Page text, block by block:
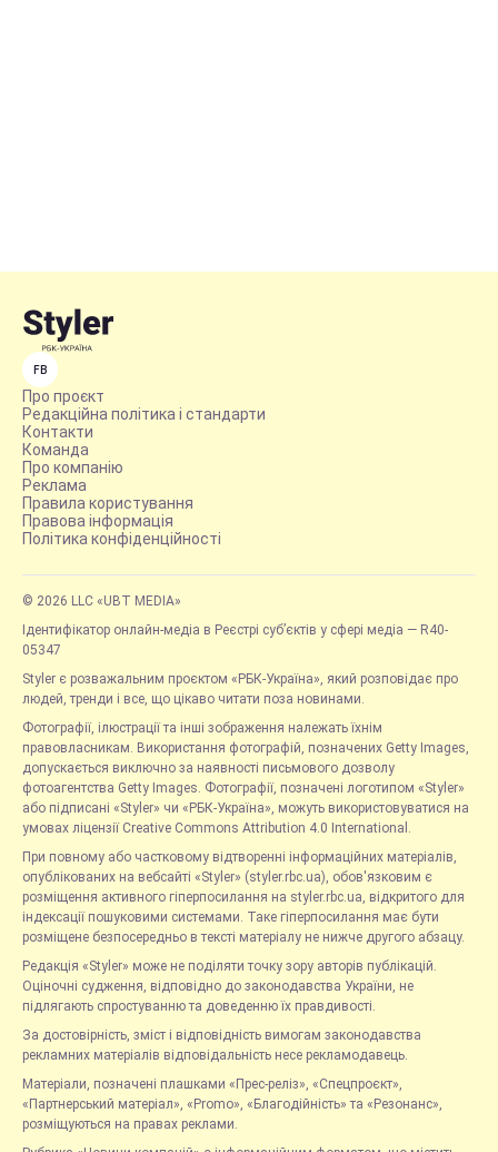
FB
Про проєкт
Редакційна політика і стандарти
Контакти
Команда
Про компанію
Реклама
Правила користування
Правова інформація
Політика конфіденційності
© 2026 LLC «UBT MEDIA»
Ідентифікатор онлайн-медіа в Реєстрі суб’єктів у сфері медіа — R40-
05347
Styler є розважальним проєктом «РБК-Україна», який розповідає про
людей, тренди і все, що цікаво читати поза новинами.
Фотографії, ілюстрації та інші зображення належать їхнім
правовласникам. Використання фотографій, позначених Getty Images,
допускається виключно за наявності письмового дозволу
фотоагентства Getty Images. Фотографії, позначені логотипом «Styler»
або підписані «Styler» чи «РБК-Україна», можуть використовуватися на
умовах ліцензії Creative Commons Attribution 4.0 International.
При повному або частковому відтворенні інформаційних матеріалів,
опублікованих на вебсайті «Styler» (styler.rbc.ua), обов'язковим є
розміщення активного гіперпосилання на styler.rbc.ua, відкритого для
індексації пошуковими системами. Таке гіперпосилання має бути
розміщене безпосередньо в тексті матеріалу не нижче другого абзацу.
Редакція «Styler» може не поділяти точку зору авторів публікацій.
Оціночні судження, відповідно до законодавства України, не
підлягають спростуванню та доведенню їх правдивості.
За достовірність, зміст і відповідність вимогам законодавства
рекламних матеріалів відповідальність несе рекламодавець.
Матеріали, позначені плашками «Прес-реліз», «Спецпроєкт»,
«Партнерський матеріал», «Promo», «Благодійність» та «Резонанс»,
розміщуються на правах реклами.